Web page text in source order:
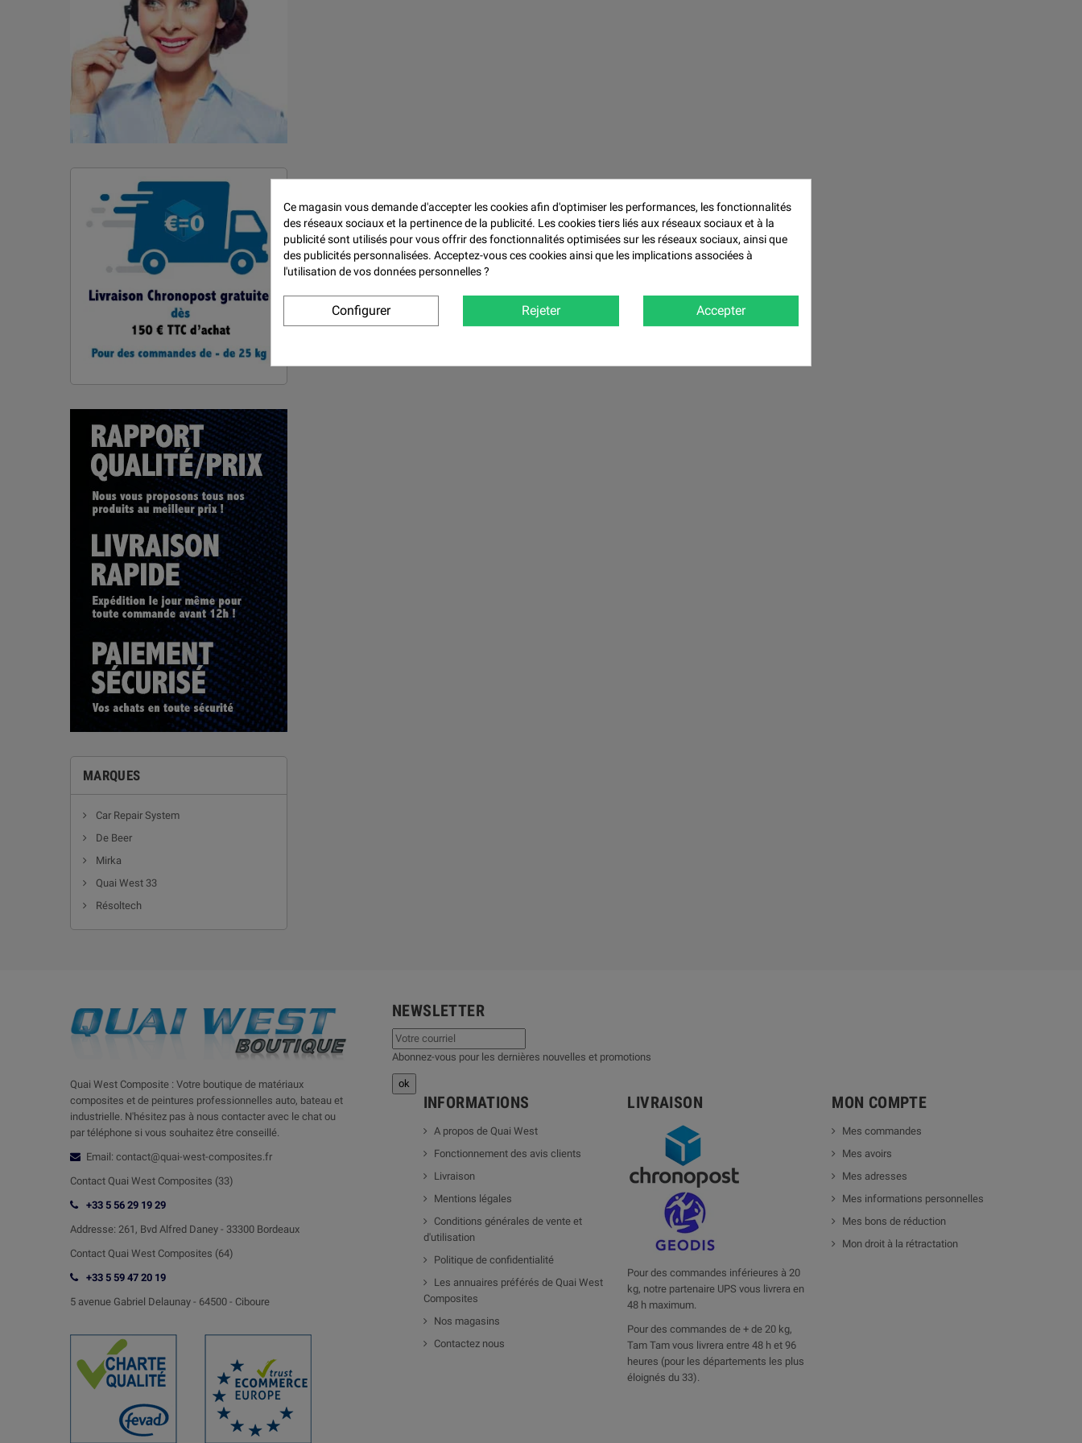
MARQUES
Car Repair System
De Beer
Mirka
Quai West 33
Résoltech
Quai West Composite : Votre boutique de matériaux
composites et de peintures professionnelles auto, bateau et
industrielle. N'hésitez pas à nous contacter avec le chat ou
par téléphone si vous souhaitez être conseillé.
Email: contact@quai-west-composites.fr
Contact Quai West Composites (33)
+33 5 56 29 19 29
Addresse: 261, Bvd Alfred Daney - 33300 Bordeaux
Contact Quai West Composites (64)
+33 5 59 47 20 19
5 avenue Gabriel Delaunay - 64500 - Ciboure
NEWSLETTER
Abonnez-vous pour les dernières nouvelles et promotions
INFORMATIONS
A propos de Quai West
Fonctionnement des avis clients
Livraison
Mentions légales
Conditions générales de vente et
d'utilisation
Politique de confidentialité
Les annuaires préférés de Quai West
Composites
Nos magasins
Contactez nous
LIVRAISON
Pour des commandes inférieures à 20
kg, notre partenaire UPS vous livrera en
48 h maximum.
Pour des commandes de + de 20 kg,
Tam Tam vous livrera entre 48 h et 96
heures (pour les départements les plus
éloignés du 33).
MON COMPTE
Mes commandes
Mes avoirs
Mes adresses
Mes informations personnelles
Mes bons de réduction
Mon droit à la rétractation
Ce magasin vous demande d'accepter les cookies afin d'optimiser les performances, les fonctionnalités
des réseaux sociaux et la pertinence de la publicité. Les cookies tiers liés aux réseaux sociaux et à la
publicité sont utilisés pour vous offrir des fonctionnalités optimisées sur les réseaux sociaux, ainsi que
des publicités personnalisées. Acceptez-vous ces cookies ainsi que les implications associées à
l'utilisation de vos données personnelles ?
Configurer Rejeter Accepter